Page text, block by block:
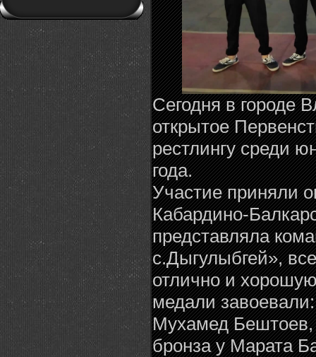
Сегодня в городе
открытое
рестлингу среди
года.
Участие приняли
Кабардино-
представляла
с.Дыгулыбгей»,
отлично и
медали
Мухамед Бештоев,
бронза у Марата